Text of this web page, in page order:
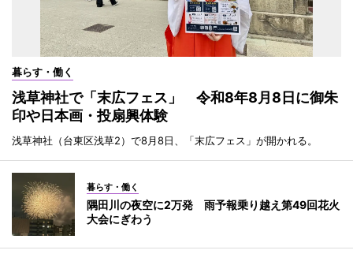
暮らす・働く
浅草神社で「末広フェス」 令和8年8月8日に御朱
印や日本画・投扇興体験
浅草神社（台東区浅草2）で8月8日、「末広フェス」が開かれる。
暮らす・働く
隅田川の夜空に2万発 雨予報乗り越え第49回花火
大会にぎわう